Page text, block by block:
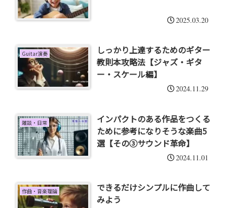
2025.03.20
Guitar演奏
しっかり上達するためのギター
教則本攻略法【ジャズ・ギタ
ー・スケール編】
2024.11.29
雑談・日常
インパクトのある作品をつくる
ために参考になりそうな楽曲5
選【その③サウンド革命】
2024.11.01
作曲・音楽理論
できるだけシンプルに作曲して
みよう